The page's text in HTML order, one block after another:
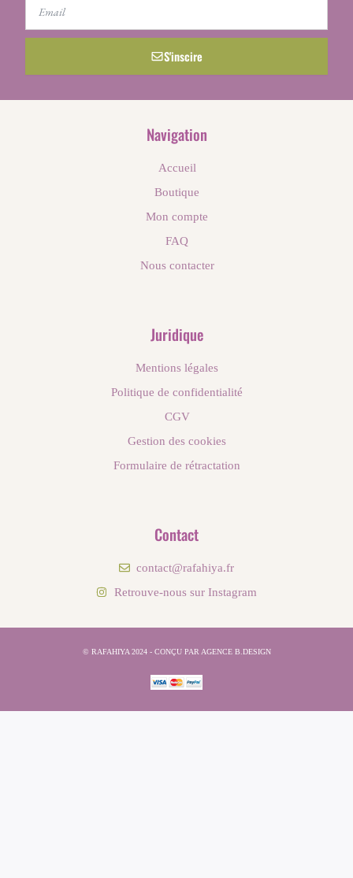
S'inscire
Navigation
Accueil
Boutique
Mon compte
FAQ
Nous contacter
Juridique
Mentions légales
Politique de confidentialité
CGV
Gestion des cookies
Formulaire de rétractation
Contact
contact@rafahiya.fr
Retrouve-nous sur Instagram
© RAFAHIYA 2024 - CONÇU PAR AGENCE B.DESIGN